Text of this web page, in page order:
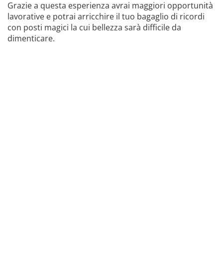
Grazie a questa esperienza avrai maggiori opportunità
lavorative e potrai arricchire il tuo bagaglio di ricordi
con posti magici la cui bellezza sarà difficile da
dimenticare.